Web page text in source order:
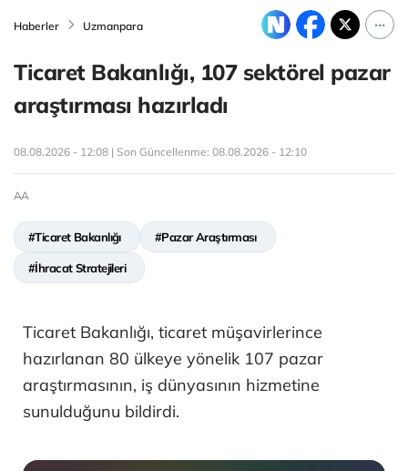
Haberler Uzmanpara
Ticaret Bakanlığı, 107 sektörel pazar
araştırması hazırladı
08.08.2026 - 12:08 | Son Güncellenme: 08.08.2026 - 12:10
AA
#Ticaret Bakanlığı #Pazar Araştırması
#İhracat Stratejileri
Ticaret Bakanlığı, ticaret müşavirlerince
hazırlanan 80 ülkeye yönelik 107 pazar
araştırmasının, iş dünyasının hizmetine
sunulduğunu bildirdi.